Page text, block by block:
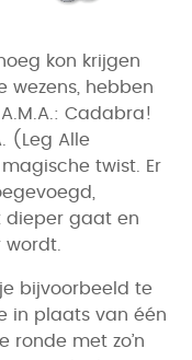
kon krijgen
wezens, hebben
Cadabra!
(Leg Alle
twist. Er
dieper gaat en
bijvoorbeeld te
in plaats van één
ronde met zo’n